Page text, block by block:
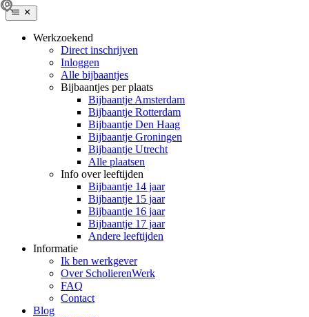
Werkzoekend
Direct inschrijven
Inloggen
Alle bijbaantjes
Bijbaantjes per plaats
Bijbaantje Amsterdam
Bijbaantje Rotterdam
Bijbaantje Den Haag
Bijbaantje Groningen
Bijbaantje Utrecht
Alle plaatsen
Info over leeftijden
Bijbaantje 14 jaar
Bijbaantje 15 jaar
Bijbaantje 16 jaar
Bijbaantje 17 jaar
Andere leeftijden
Informatie
Ik ben werkgever
Over ScholierenWerk
FAQ
Contact
Blog